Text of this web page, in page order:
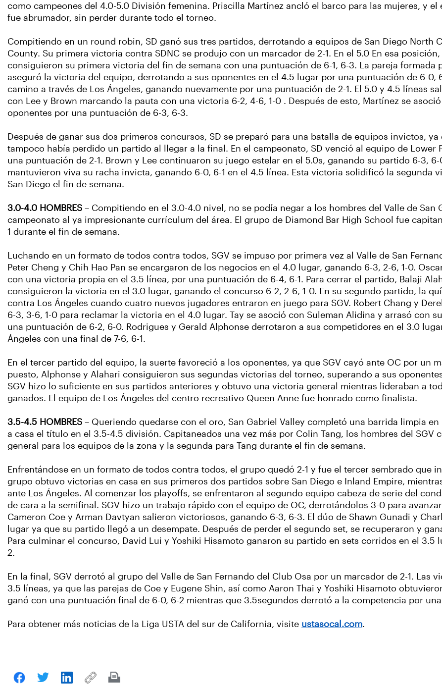
como campeones del 4.0-5.0 División femenina. Priscilla Martínez ancló el barco para las mujeres, y el
fue abrumador, sin perder durante todo el torneo.
Compitiendo en un round robin, SD ganó sus tres partidos, derrotando a equipos de San Diego North
County. Su primera victoria contra SDNC se produjo con un marcador de 2-1. En el 5.0 En esa
consiguieron su primera victoria del fin de semana con una puntuación de 6-1, 6-3. La pareja formada
aseguró la victoria del equipo, derrotando a sus oponentes en el 4.5 lugar por una puntuación de 6-0,
camino a través de Los Ángeles, ganando nuevamente por una puntuación de 2-1. El 5.0 y 4.5 líneas
con Lee y Brown marcando la pauta con una victoria 6-2, 4-6, 1-0 . Después de esto, Martínez se
oponentes por una puntuación de 6-3, 6-3.
Después de ganar sus dos primeros concursos, SD se preparó para una batalla de equipos invictos,
tampoco había perdido un partido al llegar a la final. En el campeonato, SD venció al equipo de Lower
una puntuación de 2-1. Brown y Lee continuaron su juego estelar en el 5.0s, ganando su partido 6-3,
mantuvieron viva su racha invicta, ganando 6-0, 6-1 en el 4.5 línea. Esta victoria solidificó la segunda
San Diego el fin de semana.
3.0-4.0 HOMBRES – Compitiendo en el 3.0-4.0 nivel, no se podía negar a los hombres del Valle de San
campeonato al ya impresionante currículum del área. El grupo de Diamond Bar High School fue
1 durante el fin de semana.
Luchando en un formato de todos contra todos, SGV se impuso por primera vez al Valle de San
Peter Cheng y Chih Hao Pan se encargaron de los negocios en el 4.0 lugar, ganando 6-3, 2-6, 1-0.
con una victoria propia en el 3.5 línea, por una puntuación de 6-4, 6-1. Para cerrar el partido, Balaji
consiguieron la victoria en el 3.0 lugar, ganando el concurso 6-2, 2-6, 1-0. En su segundo partido, la
contra Los Ángeles cuando cuatro nuevos jugadores entraron en juego para SGV. Robert Chang y
6-3, 3-6, 1-0 para reclamar la victoria en el 4.0 lugar. Tay se asoció con Suleman Alidina y arrasó con
una puntuación de 6-2, 6-0. Rodrigues y Gerald Alphonse derrotaron a sus competidores en el 3.0
Ángeles con una final de 7-6, 6-1.
En el tercer partido del equipo, la suerte favoreció a los oponentes, ya que SGV cayó ante OC por un
puesto, Alphonse y Alahari consiguieron sus segundas victorias del torneo, superando a sus
SGV hizo lo suficiente en sus partidos anteriores y obtuvo una victoria general mientras lideraban a
ganados. El equipo de Los Ángeles del centro recreativo Queen Anne fue honrado como finalista.
3.5-4.5 HOMBRES – Queriendo quedarse con el oro, San Gabriel Valley completó una barrida limpia
a casa el título en el 3.5-4.5 división. Capitaneados una vez más por Colin Tang, los hombres del SGV
general para los equipos de la zona y la segunda para Tang durante el fin de semana.
Enfrentándose en un formato de todos contra todos, el grupo quedó 2-1 y fue el tercer sembrado que
grupo obtuvo victorias en casa en sus primeros dos partidos sobre San Diego e Inland Empire,
ante Los Ángeles. Al comenzar los playoffs, se enfrentaron al segundo equipo cabeza de serie del
de cara a la semifinal. SGV hizo un trabajo rápido con el equipo de OC, derrotándolos 3-0 para
Cameron Coe y Arman Davtyan salieron victoriosos, ganando 6-3, 6-3. El dúo de Shawn Gunadi y
lugar ya que su partido llegó a un desempate. Después de perder el segundo set, se recuperaron y
Para culminar el concurso, David Lui y Yoshiki Hisamoto ganaron su partido en sets corridos en el 3.5
2.
En la final, SGV derrotó al grupo del Valle de San Fernando del Club Osa por un marcador de 2-1. Las
3.5 líneas, ya que las parejas de Coe y Eugene Shin, así como Aaron Thai y Yoshiki Hisamoto
ganó con una puntuación final de 6-0, 6-2 mientras que 3.5segundos derrotó a la competencia por
Para obtener más noticias de la Liga USTA del sur de California, visite ustasocal.com.